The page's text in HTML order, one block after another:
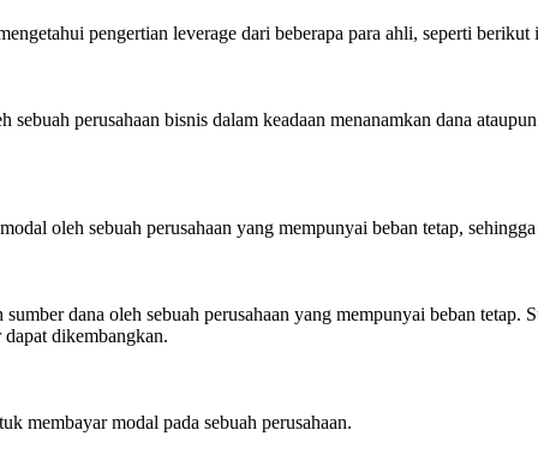
pengertian leverage dari beberapa para ahli, seperti berikut
perusahaan bisnis dalam keadaan menanamkan dana
oleh sebuah perusahaan yang mempunyai beban tetap,
dana oleh sebuah perusahaan yang mempunyai beban
dikembangkan.
membayar modal pada sebuah perusahaan.